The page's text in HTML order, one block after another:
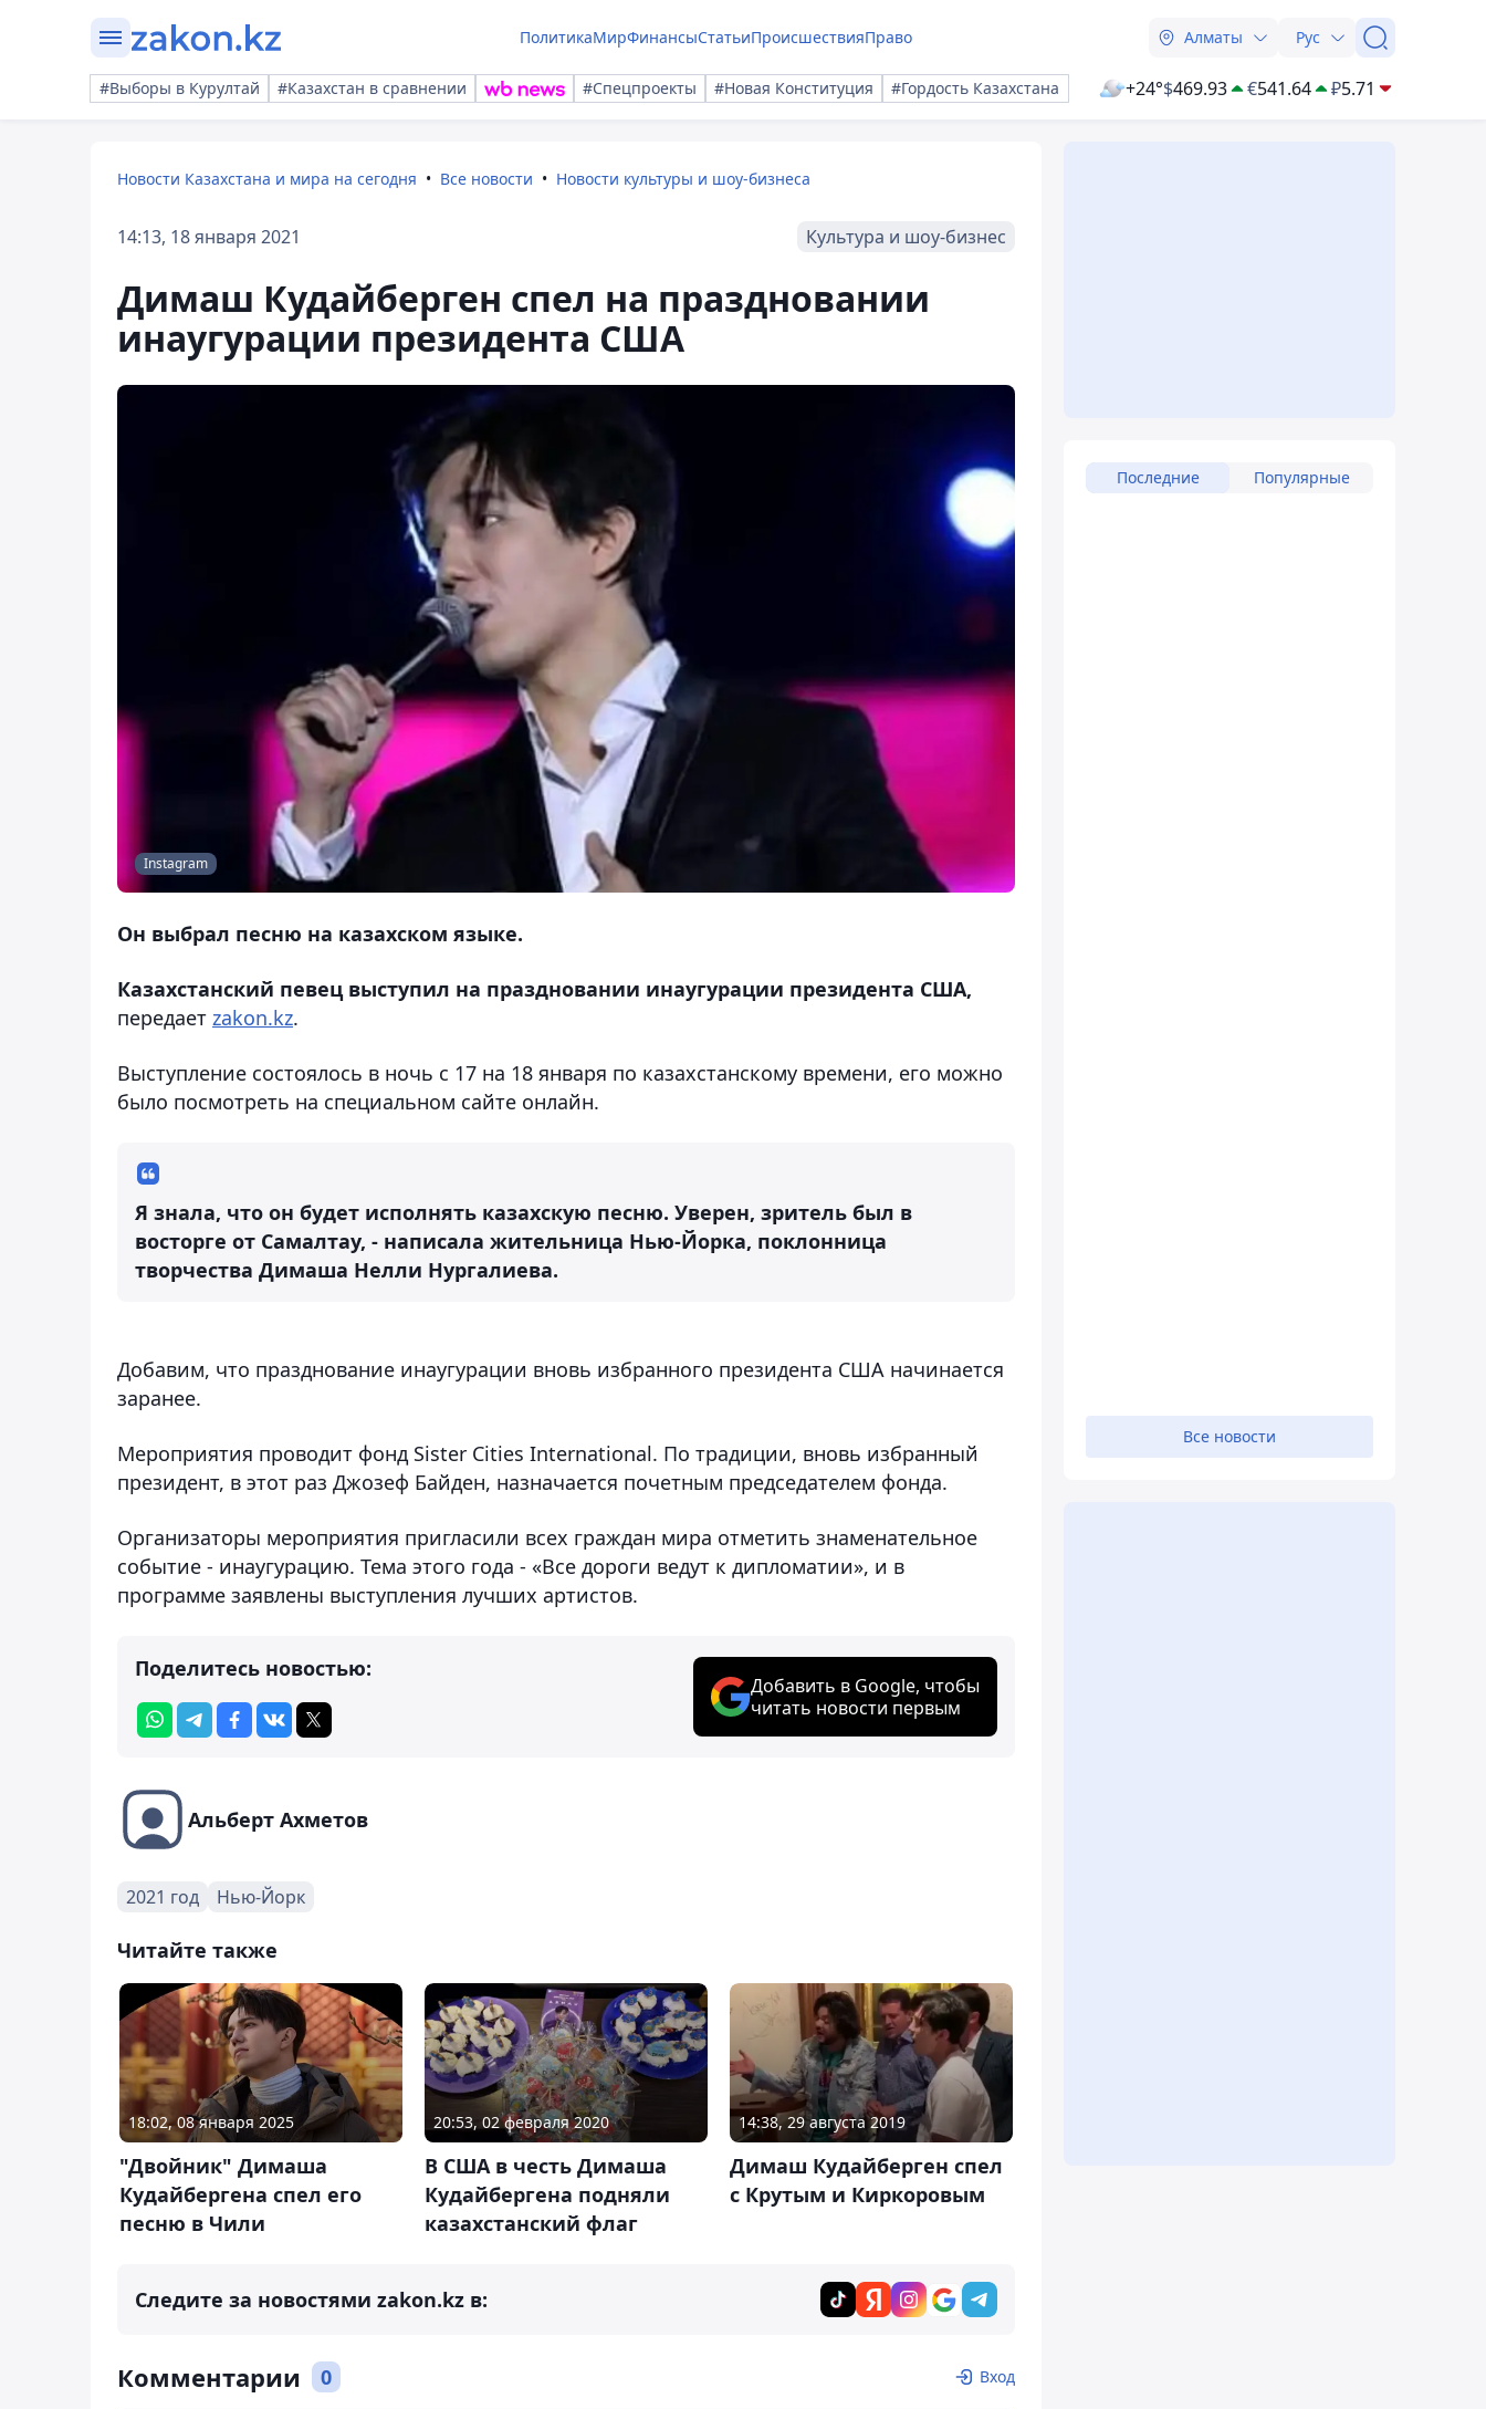
ПолитикаМирФинансыСтатьиПроисшествияПраво Алматы Рус
#Выборы в Курултай #Казахстан в сравнении #Спецпроекты #Новая Конституция #Гордость Казахстана +24°$469.93 €541.64 ₽5.71
Новости Казахстана и мира на сегодня Все новости Новости культуры и шоу-бизнеса
14:13, 18 января 2021 Культура и шоу-бизнес
Димаш Кудайберген спел на праздновании
инаугурации президента США
Instagram
Он выбрал песню на казахском языке.
Казахстанский певец выступил на праздновании инаугурации президента США,
передает zakon.kz.
Выступление состоялось в ночь с 17 на 18 января по казахстанскому времени, его можно
было посмотреть на специальном сайте онлайн.
Я знала, что он будет исполнять казахскую песню. Уверен, зритель был в
восторге от Самалтау, - написала жительница Нью-Йорка, поклонница
творчества Димаша Нелли Нургалиева.
Добавим, что празднование инаугурации вновь избранного президента США начинается
заранее.
Мероприятия проводит фонд Sister Cities International. По традиции, вновь избранный
президент, в этот раз Джозеф Байден, назначается почетным председателем фонда.
Организаторы мероприятия пригласили всех граждан мира отметить знаменательное
событие - инаугурацию. Тема этого года - «Все дороги ведут к дипломатии», и в
программе заявлены выступления лучших артистов.
Поделитесь новостью:
Добавить в Google, чтобы
читать новости первым
Альберт Ахметов
2021 год Нью-Йорк
Читайте также
18:02, 08 января 2025
"Двойник" Димаша
Кудайбергена спел его
песню в Чили
20:53, 02 февраля 2020
В США в честь Димаша
Кудайбергена подняли
казахстанский флаг
14:38, 29 августа 2019
Димаш Кудайберген спел
с Крутым и Киркоровым
Следите за новостями zakon.kz в:
Комментарии 0 Вход
Последние Популярные
Все новости